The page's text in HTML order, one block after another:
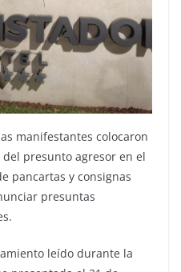
manifestantes colocaron
presunto agresor en el
pancartas y consignas
presuntas
leído durante la